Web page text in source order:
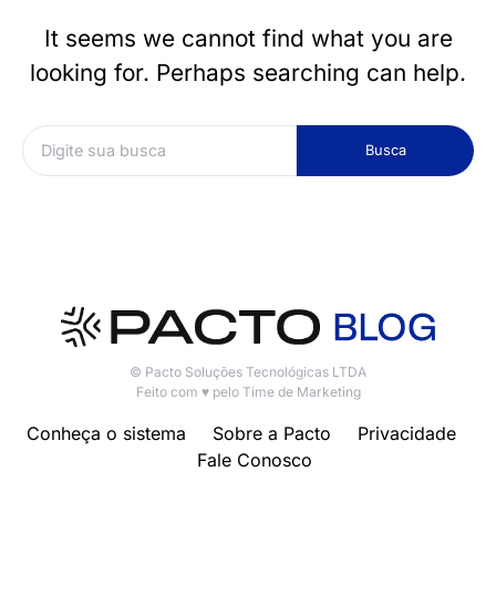
It seems we cannot find what you are
looking for. Perhaps searching can help.
Busca
© Pacto Soluções Tecnológicas LTDA
Feito com ♥ pelo Time de Marketing
Conheça o sistema Sobre a Pacto
Privacidade
Fale Conosco